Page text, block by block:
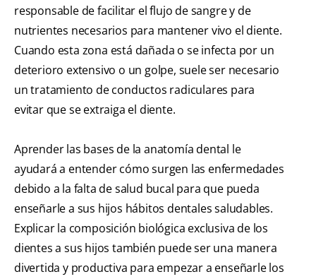
responsable de facilitar el flujo de sangre y de
nutrientes necesarios para mantener vivo el diente.
Cuando esta zona está dañada o se infecta por un
deterioro extensivo o un golpe, suele ser necesario
un tratamiento de conductos radiculares para
evitar que se extraiga el diente.
Aprender las bases de la anatomía dental le
ayudará a entender cómo surgen las enfermedades
debido a la falta de salud bucal para que pueda
enseñarle a sus hijos hábitos dentales saludables.
Explicar la composición biológica exclusiva de los
dientes a sus hijos también puede ser una manera
divertida y productiva para empezar a enseñarle los